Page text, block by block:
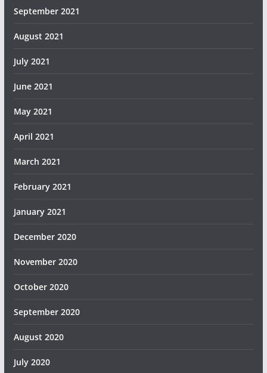
September 2021
August 2021
July 2021
June 2021
May 2021
April 2021
March 2021
February 2021
January 2021
December 2020
November 2020
October 2020
September 2020
August 2020
July 2020